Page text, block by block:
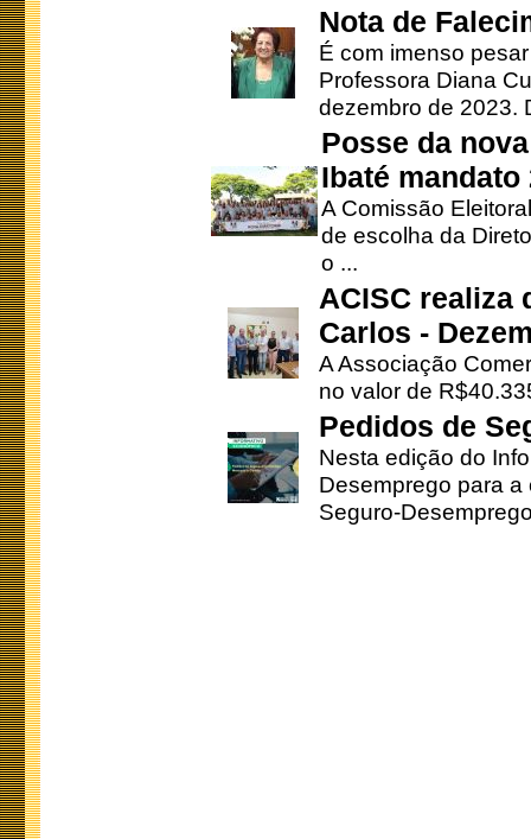
Nota de
É com imenso
Professora Diana
dezembro de 2023.
Posse da
Ibaté mandato
A Comissão
de escolha da
o ...
ACISC realiza
Carlos -
A Associação
no valor de
Pedidos de
Nesta edição do
Desemprego para
Seguro-